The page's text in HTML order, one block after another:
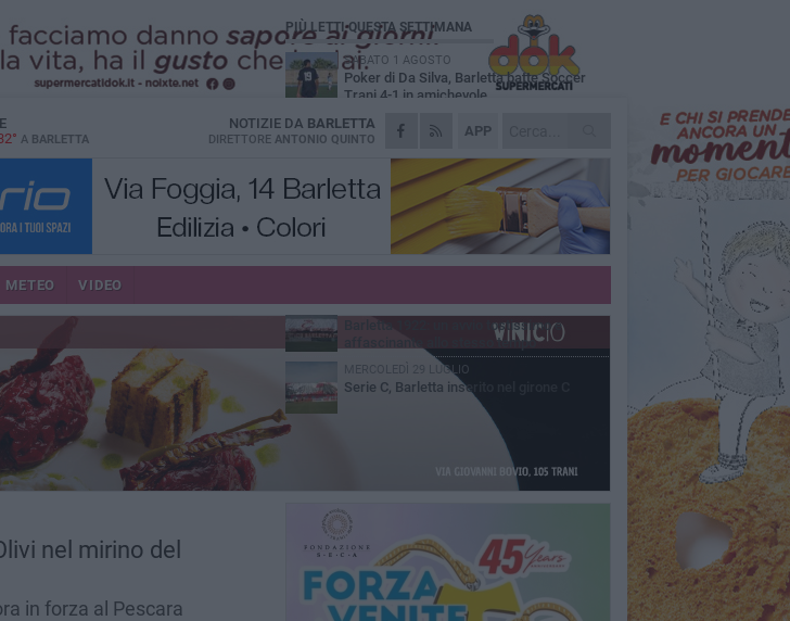
A BARLETTA
APP
NOTIZIE DA BARLETTA
DIRETTORE ANTONIO QUINTO
METEO VIDEO
nel mirino del
in forza al Pescara
PIÙ LETTI QUESTA SETTIMANA
SABATO 1 AGOSTO
Poker di Da Silva, Barletta batte Soccer
Trani 4-1 in amichevole
VENERDÌ 31 LUGLIO
Serie C Sky Wifi: fissate date e orari delle
prime otto giornate di campionato.
VENERDÌ 31 LUGLIO
Il calcio italiano piange l'immenso Franco
GIOVEDÌ 6 AGOSTO
Addio a mister Marchioro. L'uomo del
VENERDÌ 31 LUGLIO
Barletta 1922: un avvio tostissimo e
affascinante allo stesso tempo
MERCOLEDÌ 29 LUGLIO
Serie C, Barletta inserito nel girone C